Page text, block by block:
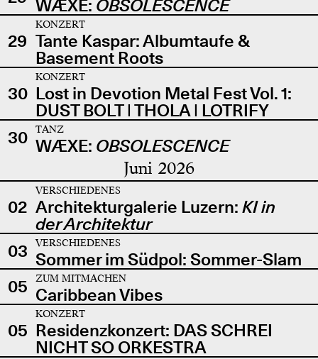
WÆXE: OBSOLESCENCE
29
KONZERT
Tante Kaspar: Albumtaufe &
Basement Roots
30
KONZERT
Lost in Devotion Metal Fest Vol. 1:
DUST BOLT | THOLA | LOTRIFY
30
TANZ
WÆXE: OBSOLESCENCE
Juni 2026
02
VERSCHIEDENES
Architekturgalerie Luzern: KI in
der Architektur
03
VERSCHIEDENES
Sommer im Südpol: Sommer-Slam
05
ZUM MITMACHEN
Caribbean Vibes
05
KONZERT
Residenzkonzert: DAS SCHREI
NICHT SO ORKESTRA